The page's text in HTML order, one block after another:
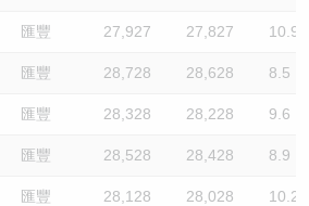
匯豐 27,927 27,827 10.9
匯豐 28,728 28,628 8.5
匯豐 28,328 28,228 9.6
匯豐 28,528 28,428 8.9
匯豐 28,128 28,028 10.2